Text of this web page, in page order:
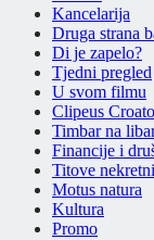
Kancelarija
Druga strana
Di je zapelo?
Tjedni pregled
U svom filmu
Clipeus
Timbar na
Financije i
Titove
Motus natura
Kultura
Promo